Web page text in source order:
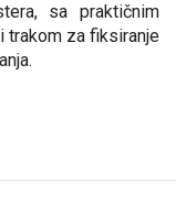
sa praktičnim
trakom za fiksiranje